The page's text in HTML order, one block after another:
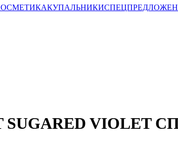
КУПАЛЬНИКИ
SUGARED VIOLET